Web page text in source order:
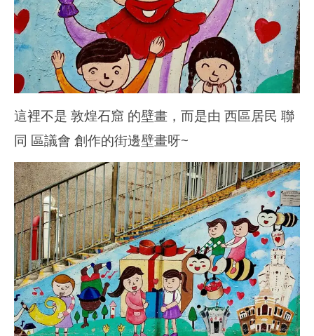
香
港
愛
玩
生
香
港
玩
生
這裡不是 敦煌石窟 的壁畫，而是由 西區居民 聯
同 區議會 創作的街邊壁畫呀~